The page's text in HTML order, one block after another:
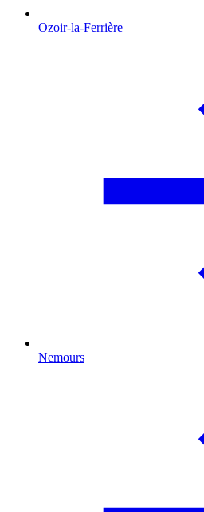
Ozoir-la-Ferrière
Nemours